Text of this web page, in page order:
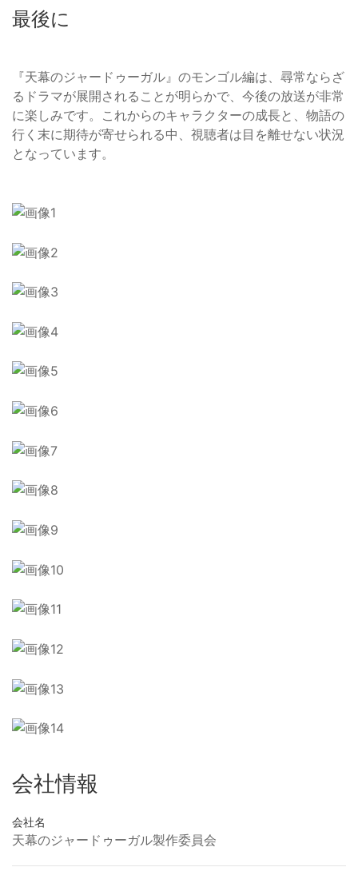
最後に
『天幕のジャードゥーガル』のモンゴル編は、尋常ならざ
るドラマが展開されることが明らかで、今後の放送が非常
に楽しみです。これからのキャラクターの成長と、物語の
行く末に期待が寄せられる中、視聴者は目を離せない状況
となっています。
会社情報
会社名
天幕のジャードゥーガル製作委員会